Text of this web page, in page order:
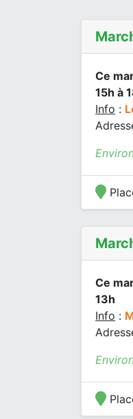
Ce
15h à
Info :
Ce
13h
Info :